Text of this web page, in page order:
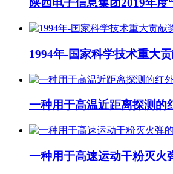
陕西电子信息集团2019年度
1994年-国家科学技术重大
一种用于高温近距离探测的
一种用于高速运动干粉灭火